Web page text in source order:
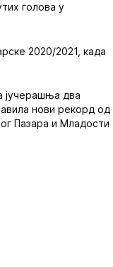
голова у
2020/2021, када
јучерашња два
нови рекорд од
Пазара и Младости